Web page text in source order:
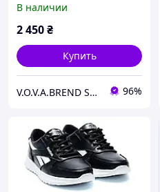
черного цвета Стильная
спортивная обувь 38р-р
В наличии
2 450₴
Купить
V.O.V.A.BREND SHOP — магазин современной и стильной обуви для всей семьи! 96%